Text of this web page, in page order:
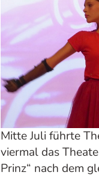
Mitte Juli führte
viermal das
Prinz“ nach dem